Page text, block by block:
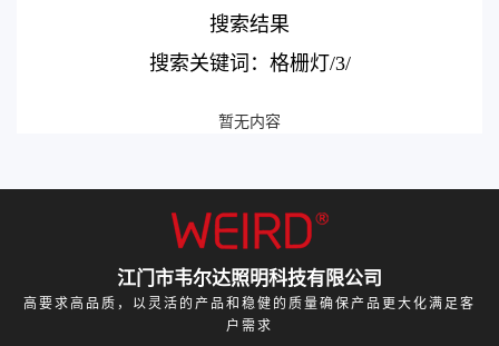
搜索结果
搜索关键词：格栅灯/3/
暂无内容
江门市韦尔达照明科技有限公司
高要求高品质，以灵活的产品和稳健的质量确保产品更大化满足客
户需求